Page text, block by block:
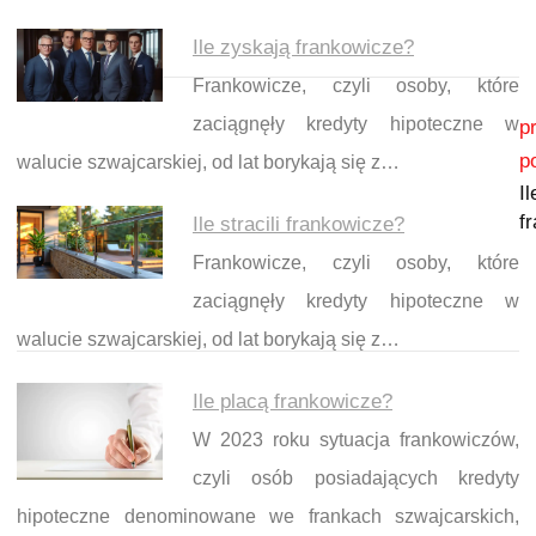
Ile zyskają frankowicze?
Frankowicze, czyli osoby, które
zaciągnęły kredyty hipoteczne w
walucie szwajcarskiej, od lat borykają się z…
Ile stracili frankowicze?
Frankowicze, czyli osoby, które
zaciągnęły kredyty hipoteczne w
walucie szwajcarskiej, od lat borykają się z…
Ile placą frankowicze?
W 2023 roku sytuacja frankowiczów,
czyli osób posiadających kredyty
hipoteczne denominowane we frankach szwajcarskich,
Nawigacja wpisu